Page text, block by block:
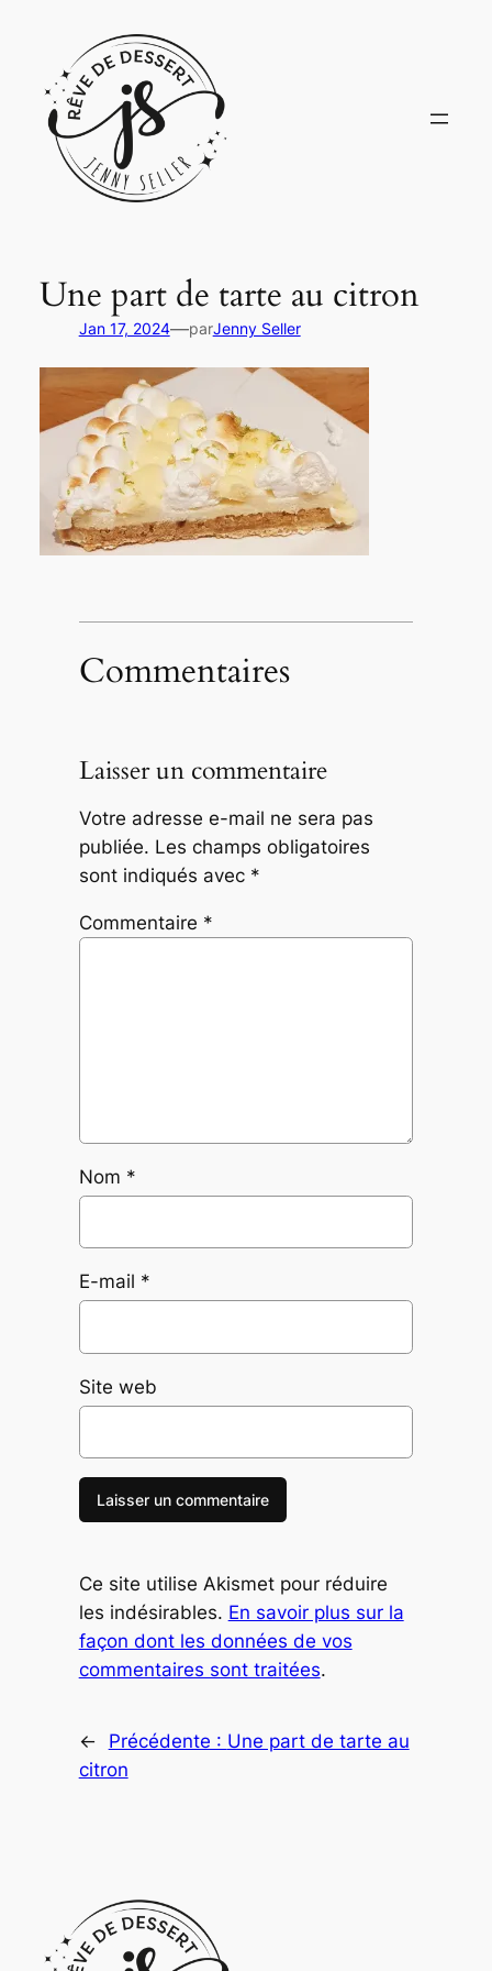
contenu
Une part de tarte au citron
Jan 17, 2024—parJenny Seller
Commentaires
Laisser un commentaire
Votre adresse e-mail ne sera pas
publiée. Les champs obligatoires
sont indiqués avec *
Commentaire *
Nom *
E-mail *
Site web
Ce site utilise Akismet pour réduire
les indésirables. En savoir plus sur la
façon dont les données de vos
commentaires sont traitées.
← Précédente : Une part de tarte au
citron